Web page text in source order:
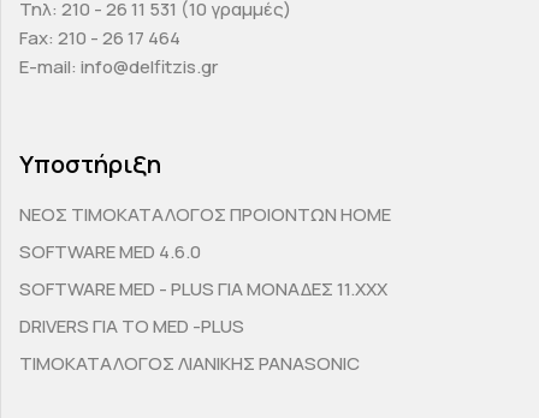
Τηλ: 210 - 26 11 531 (10 γραμμές)
Fax: 210 - 26 17 464
E-mail: info@delfitzis.gr
Υποστήριξη
ΝΕΟΣ ΤΙΜΟΚΑΤΑΛΟΓΟΣ ΠΡΟΙΟΝΤΩΝ HOME
SOFTWARE MED 4.6.0
SOFTWARE MED - PLUS ΓΙΑ ΜΟΝΑΔΕΣ 11.ΧΧΧ
DRIVERS ΓΙΑ ΤΟ MED -PLUS
ΤΙΜΟΚΑΤΑΛΟΓΟΣ ΛΙΑΝΙΚΗΣ PANASONIC